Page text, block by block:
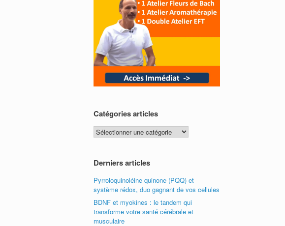
Catégories articles
Catégories
articles
Derniers articles
Pyrroloquinoléine quinone (PQQ) et
système rédox, duo gagnant de vos cellules
BDNF et myokines : le tandem qui
transforme votre santé cérébrale et
musculaire